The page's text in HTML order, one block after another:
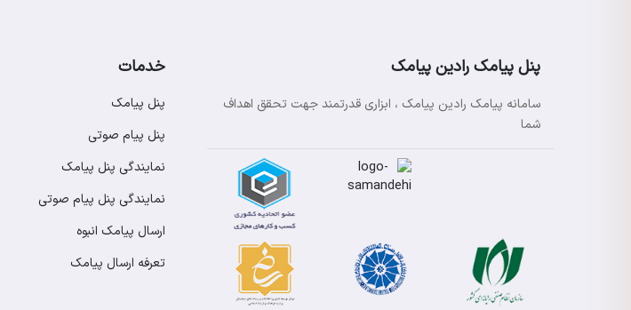
پنل پیامک رادین پیامک
سامانه پیامک رادین پیامک ، ابزاری قدرتمند جهت تحقق اهداف
شما
خدمات
پنل پیامک
پنل پیام صوتی
نمایندگی پنل پیامک
نمایندگی پنل پیام صوتی
ارسال پیامک انبوه
تعرفه ارسال پیامک